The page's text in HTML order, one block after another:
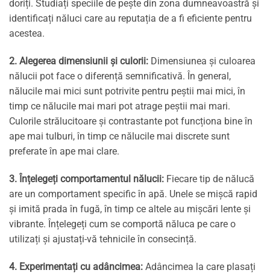
doriți. Studiați speciile de pește din zona dumneavoastră și
identificați năluci care au reputația de a fi eficiente pentru
acestea.
2. Alegerea dimensiunii și culorii: Dimensiunea și culoarea
nălucii pot face o diferență semnificativă. În general,
nălucile mai mici sunt potrivite pentru peștii mai mici, în
timp ce nălucile mai mari pot atrage peștii mai mari.
Culorile strălucitoare și contrastante pot funcționa bine în
ape mai tulburi, în timp ce nălucile mai discrete sunt
preferate în ape mai clare.
3. Înțelegeți comportamentul nălucii: Fiecare tip de nălucă
are un comportament specific în apă. Unele se mișcă rapid
și imită prada în fugă, în timp ce altele au mișcări lente și
vibrante. Înțelegeți cum se comportă năluca pe care o
utilizați și ajustați-vă tehnicile în consecință.
4. Experimentați cu adâncimea: Adâncimea la care plasați